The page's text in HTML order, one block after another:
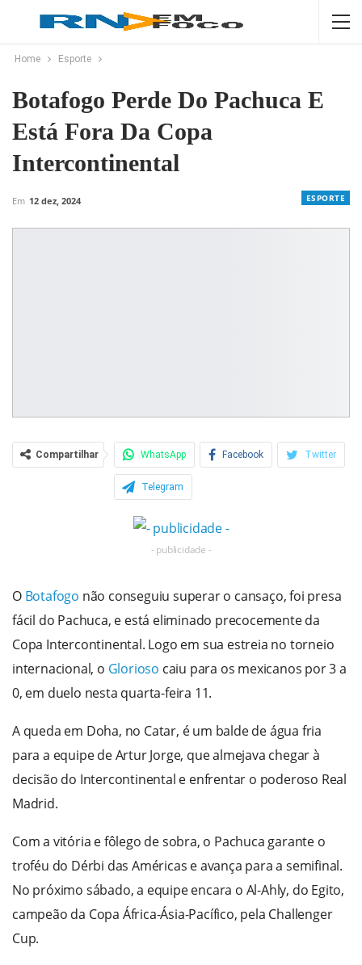
Home Esporte
Botafogo Perde Do Pachuca E
Está Fora Da Copa
Intercontinental
ESPORTE
Em 12 dez, 2024
Compartilhar WhatsApp Facebook Twitter
Telegram
- publicidade -
O Botafogo não conseguiu superar o cansaço, foi presa
fácil do Pachuca, e está eliminado precocemente da
Copa Intercontinental. Logo em sua estreia no torneio
internacional, o Glorioso caiu para os mexicanos por 3 a
0, em duelo nesta quarta-feira 11.
A queda em Doha, no Catar, é um balde de água fria
para a equipe de Artur Jorge, que almejava chegar à
decisão do Intercontinental e enfrentar o poderoso Real
Madrid.
Com a vitória e fôlego de sobra, o Pachuca garante o
troféu do Dérbi das Américas e avança para a semifinal.
No próximo sábado, a equipe encara o Al-Ahly, do Egito,
campeão da Copa África-Ásia-Pacífico, pela Challenger
Cup.